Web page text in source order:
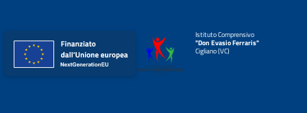
Istituto Comprensivo
"Don Evasio Ferraris"
Cigliano (VC)